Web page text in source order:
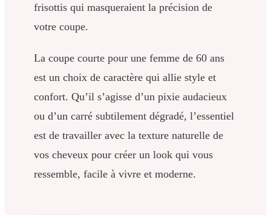
frisottis qui masqueraient la précision de
votre coupe.
La coupe courte pour une femme de 60 ans
est un choix de caractère qui allie style et
confort. Qu’il s’agisse d’un pixie audacieux
ou d’un carré subtilement dégradé, l’essentiel
est de travailler avec la texture naturelle de
vos cheveux pour créer un look qui vous
ressemble, facile à vivre et moderne.